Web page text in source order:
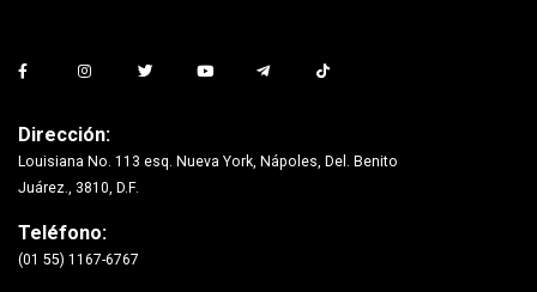
Dirección:
Louisiana No. 113 esq. Nueva York, Nápoles, Del. Benito
Juárez., 3810, D.F.
Teléfono:
(01 55) 1167-6767